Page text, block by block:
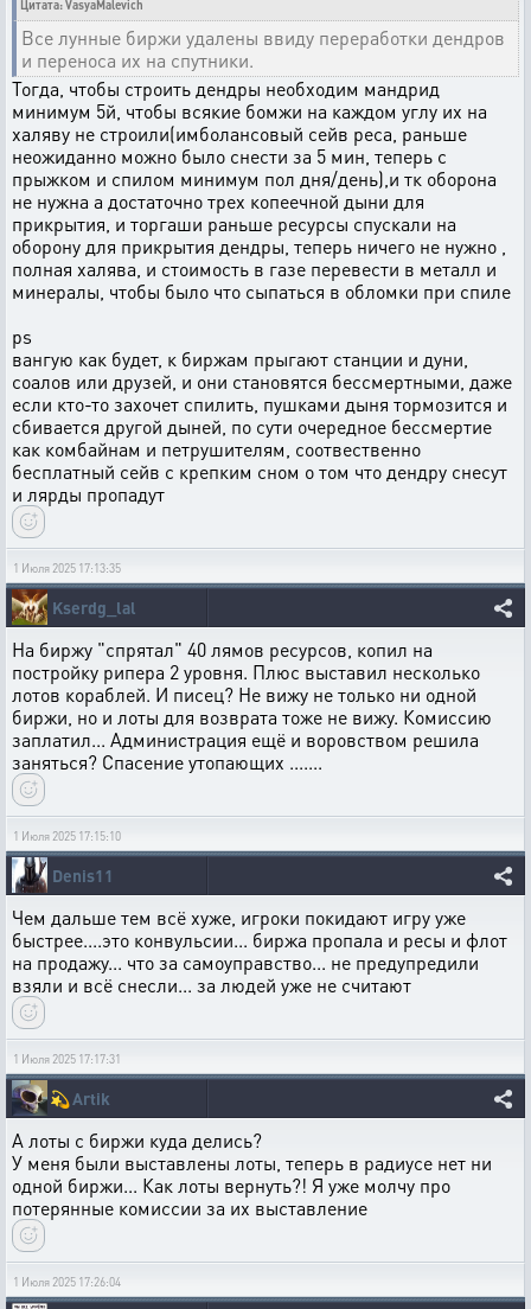
Цитата: VasyaMalevich
Все лунные биржи удалены ввиду переработки дендров
и переноса их на спутники.
Тогда, чтобы строить дендры необходим мандрид
минимум 5й, чтобы всякие бомжи на каждом углу их на
халяву не строили(имболансовый сейв реса, раньше
неожиданно можно было снести за 5 мин, теперь с
прыжком и спилом минимум пол дня/день),и тк оборона
не нужна а достаточно трех копеечной дыни для
прикрытия, и торгаши раньше ресурсы спускали на
оборону для прикрытия дендры, теперь ничего не нужно ,
полная халява, и стоимость в газе перевести в металл и
минералы, чтобы было что сыпаться в обломки при спиле
ps
вангую как будет, к биржам прыгают станции и дуни,
соалов или друзей, и они становятся бессмертными, даже
если кто-то захочет спилить, пушками дыня тормозится и
сбивается другой дыней, по сути очередное бессмертие
как комбайнам и петрушителям, соотвественно
бесплатный сейв с крепким сном о том что дендру снесут
и лярды пропадут
1 Июля 2025 17:13:35
Kserdg_lal
На биржу "спрятал" 40 лямов ресурсов, копил на
постройку рипера 2 уровня. Плюс выставил несколько
лотов кораблей. И писец? Не вижу не только ни одной
биржи, но и лоты для возврата тоже не вижу. Комиссию
заплатил... Администрация ещё и воровством решила
заняться? Спасение утопающих .......
1 Июля 2025 17:15:10
Denis11
Чем дальше тем всё хуже, игроки покидают игру уже
быстрее....это конвульсии... биржа пропала и ресы и флот
на продажу... что за самоуправство... не предупредили
взяли и всё снесли... за людей уже не считают
1 Июля 2025 17:17:31
💫Artik
А лоты с биржи куда делись?
У меня были выставлены лоты, теперь в радиусе нет ни
одной биржи... Как лоты вернуть?! Я уже молчу про
потерянные комиссии за их выставление
1 Июля 2025 17:26:04